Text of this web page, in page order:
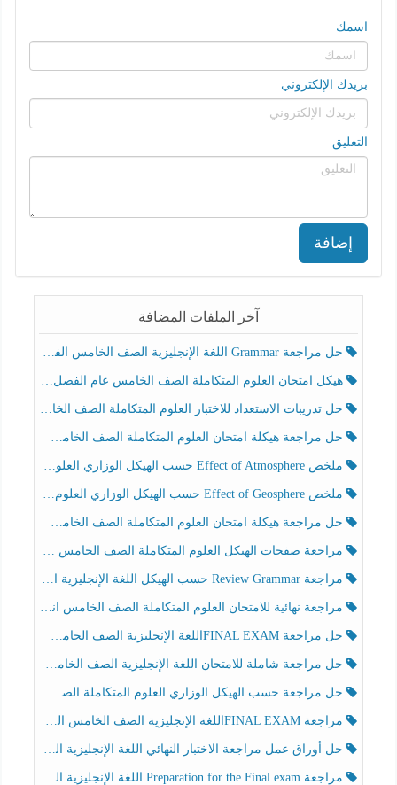
اسمك
بريدك الإلكتروني
التعليق
إضافة
آخر الملفات المضافة
حل مراجعة Grammar اللغة الإنجليزية الصف الخامس الفصل الثالث
هيكل امتحان العلوم المتكاملة الصف الخامس عام الفصل الدراسي الثالث 2025-2026
حل تدريبات الاستعداد للاختبار العلوم المتكاملة الصف الخامس عام الفصل الثالث
حل مراجعة هيكلة امتحان العلوم المتكاملة الصف الخامس انسبير الفصل الثالث
ملخص Effect of Atmosphere حسب الهيكل الوزاري العلوم المتكاملة الصف الخامس انسبير الفصل الثالث
ملخص Effect of Geosphere حسب الهيكل الوزاري العلوم المتكاملة الصف الخامس انسبير الفصل الثالث
حل مراجعة هيكلة امتحان العلوم المتكاملة الصف الخامس عام الفصل الثالث
مراجعة صفحات الهيكل العلوم المتكاملة الصف الخامس انسبير الفصل الثالث
مراجعة Review Grammar حسب الهيكل اللغة الإنجليزية الصف الخامس الفصل الثالث
مراجعة نهائية للامتحان العلوم المتكاملة الصف الخامس انسبير الفصل الثالث
حل مراجعة FINAL EXAMاللغة الإنجليزية الصف الخامس الفصل الثالث
حل مراجعة شاملة للامتحان اللغة الإنجليزية الصف الخامس الفصل الثالث
حل مراجعة حسب الهيكل الوزاري العلوم المتكاملة الصف الخامس عام الفصل الثالث
مراجعة FINAL EXAMاللغة الإنجليزية الصف الخامس الفصل الثالث
حل أوراق عمل مراجعة الاختبار النهائي اللغة الإنجليزية الصف الرابع الفصل الثالث
مراجعة Preparation for the Final exam اللغة الإنجليزية الصف الرابع الفصل الثالث